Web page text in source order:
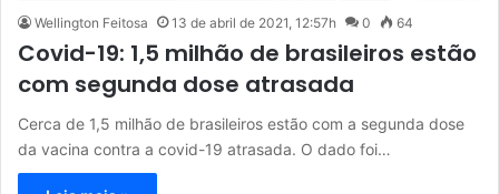
Wellington Feitosa 13 de abril de 2021, 12:57h 0 64
Covid-19: 1,5 milhão de brasileiros estão
com segunda dose atrasada
Cerca de 1,5 milhão de brasileiros estão com a segunda dose
da vacina contra a covid-19 atrasada. O dado foi…